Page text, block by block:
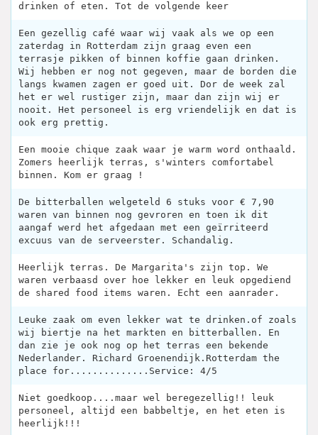
drinken of eten. Tot de volgende keer
Een gezellig café waar wij vaak als we op een
zaterdag in Rotterdam zijn graag even een
terrasje pikken of binnen koffie gaan drinken.
Wij hebben er nog not gegeven, maar de borden die
langs kwamen zagen er goed uit. Dor de week zal
het er wel rustiger zijn, maar dan zijn wij er
nooit. Het personeel is erg vriendelijk en dat is
ook erg prettig.
Een mooie chique zaak waar je warm word onthaald.
Zomers heerlijk terras, s'winters comfortabel
binnen. Kom er graag !
De bitterballen welgeteld 6 stuks voor € 7,90
waren van binnen nog gevroren en toen ik dit
aangaf werd het afgedaan met een geïrriteerd
excuus van de serveerster. Schandalig.
Heerlijk terras. De Margarita's zijn top. We
waren verbaasd over hoe lekker en leuk opgediend
de shared food items waren. Echt een aanrader.
Leuke zaak om even lekker wat te drinken.of zoals
wij biertje na het markten en bitterballen. En
dan zie je ook nog op het terras een bekende
Nederlander. Richard Groenendijk.Rotterdam the
place for..............Service: 4/5
Niet goedkoop....maar wel beregezellig!! leuk
personeel, altijd een babbeltje, en het eten is
heerlijk!!!